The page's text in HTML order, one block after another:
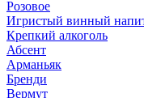
Розовое
Игристый винный
Крепкий алкоголь
Абсент
Арманьяк
Бренди
Вермут